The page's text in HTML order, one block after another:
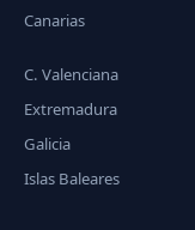
Canarias
C. Valenciana
Extremadura
Galicia
Islas Baleares